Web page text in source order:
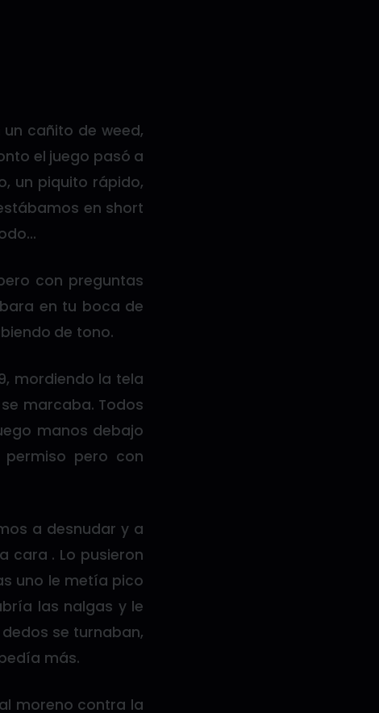
cañito de weed,
el juego pasó a
un piquito rápido,
en short
con preguntas
en tu boca de
de tono.
mordiendo la tela
marcaba. Todos
manos debajo
pero con
a desnudar y a
cara . Lo pusieron
uno le metía pico
las nalgas y le
se turnaban,
más.
moreno contra la